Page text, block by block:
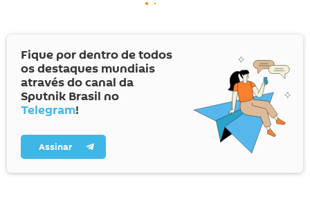
Fique por dentro de todos
os destaques mundiais
através do canal da
Sputnik Brasil no
Telegram!
Assinar